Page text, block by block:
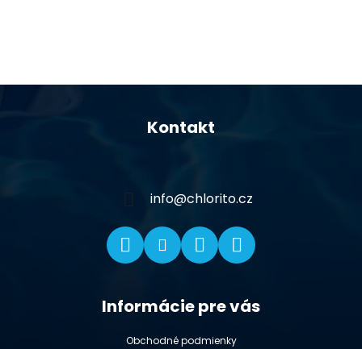
Kontakt
info@chlorito.cz
Informácie pre vás
Obchodné podmienky